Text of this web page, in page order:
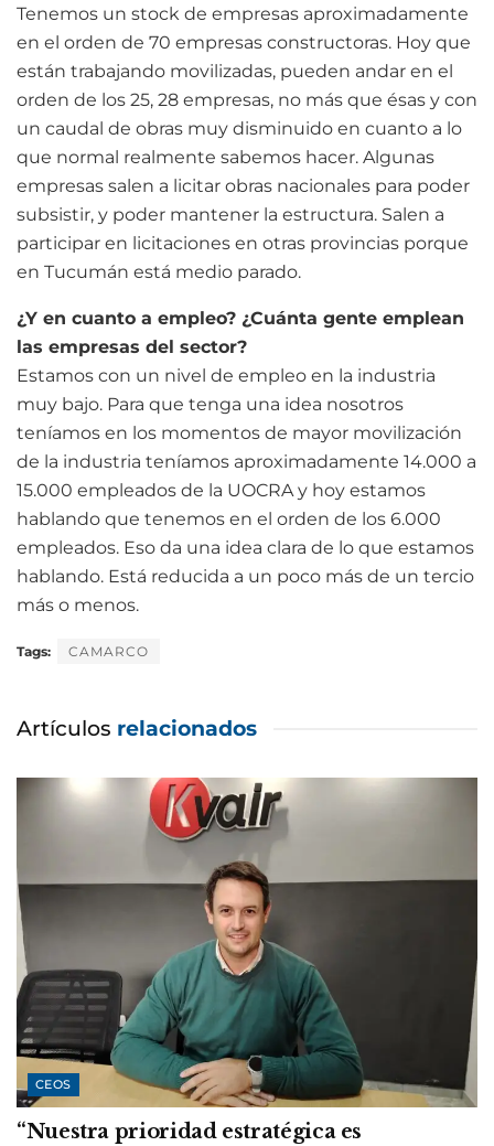
Tenemos un stock de empresas aproximadamente
en el orden de 70 empresas constructoras. Hoy que
están trabajando movilizadas, pueden andar en el
orden de los 25, 28 empresas, no más que ésas y con
un caudal de obras muy disminuido en cuanto a lo
que normal realmente sabemos hacer. Algunas
empresas salen a licitar obras nacionales para poder
subsistir, y poder mantener la estructura. Salen a
participar en licitaciones en otras provincias porque
en Tucumán está medio parado.
¿Y en cuanto a empleo? ¿Cuánta gente emplean
las empresas del sector?
Estamos con un nivel de empleo en la industria
muy bajo. Para que tenga una idea nosotros
teníamos en los momentos de mayor movilización
de la industria teníamos aproximadamente 14.000 a
15.000 empleados de la UOCRA y hoy estamos
hablando que tenemos en el orden de los 6.000
empleados. Eso da una idea clara de lo que estamos
hablando. Está reducida a un poco más de un tercio
más o menos.
Tags: CAMARCO
Artículos relacionados
CEOS
“Nuestra prioridad estratégica es